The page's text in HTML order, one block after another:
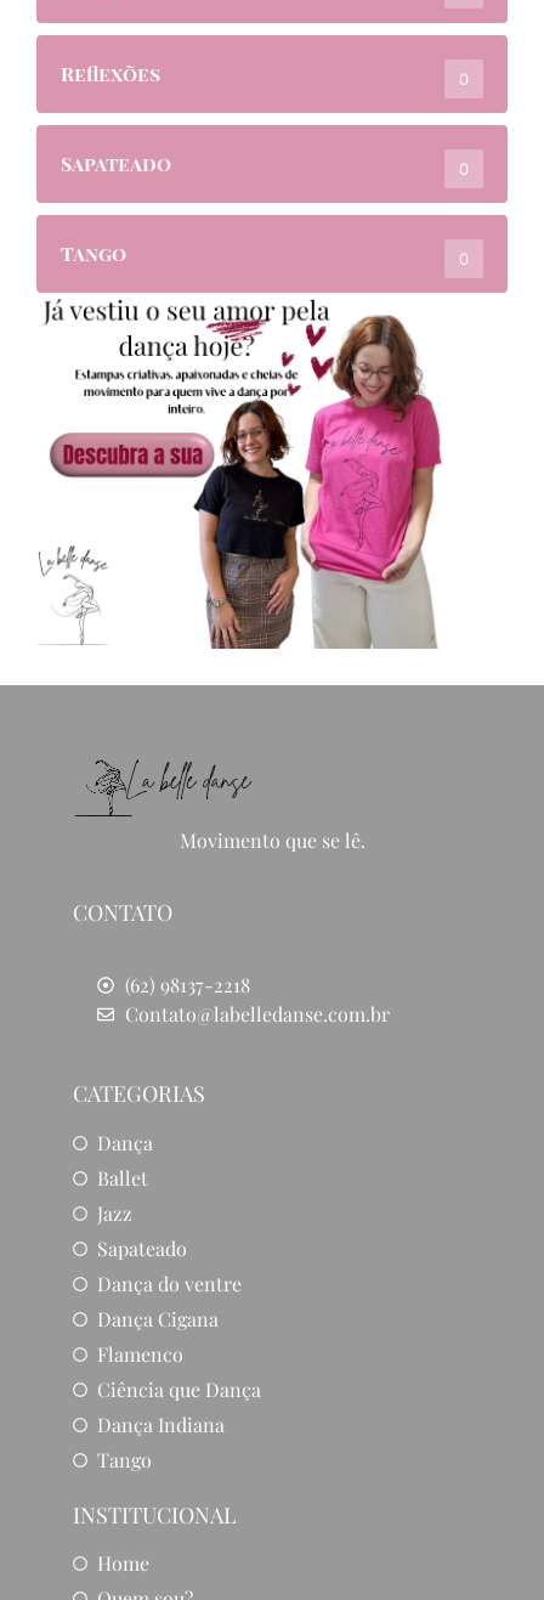
Reflexões 0
Sapateado 0
Tango 0
Movimento que se lê.
CONTATO
(62) 98137-2218
Contato@labelledanse.com.br
CATEGORIAS
Dança
Ballet
Jazz
Sapateado
Dança do ventre
Dança Cigana
Flamenco
Ciência que Dança
Dança Indiana
Tango
INSTITUCIONAL
Home